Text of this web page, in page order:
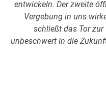
entwickeln. Der zweite
Vergebung in uns
schließt das Tor
unbeschwert in die